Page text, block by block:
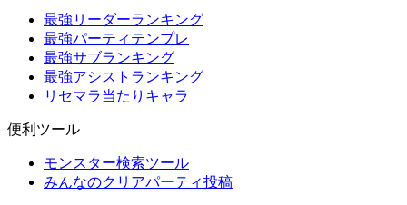
最強リーダーランキング
最強パーティテンプレ
最強サブランキング
最強アシストランキング
リセマラ当たりキャラ
便利ツール
モンスター検索ツール
みんなのクリアパーティ投稿